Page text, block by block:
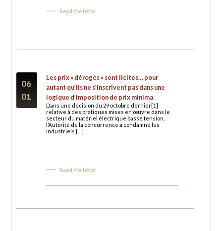
Read the letter
06
01
Les prix « dérogés » sont licites… pour
autant qu’ils ne s’inscrivent pas dans une
logique d’imposition de prix minima.
Dans une décision du 29 octobre dernier[1]
relative à des pratiques mises en œuvre dans le
secteur du matériel électrique basse tension,
l’Autorité de la concurrence a condamné les
industriels […]
Read the letter